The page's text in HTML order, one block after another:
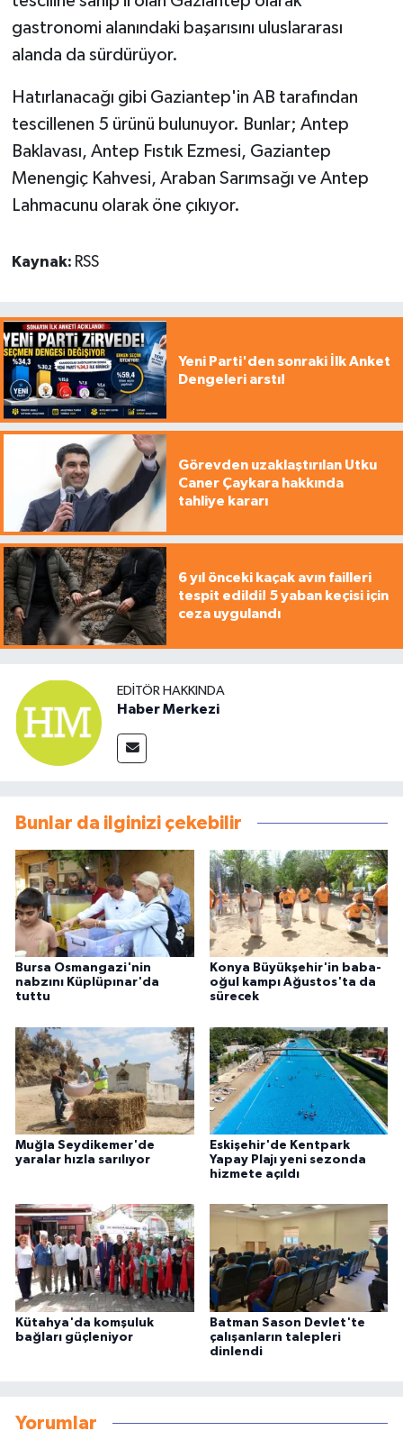
gastronomi alanındaki başarısını uluslararası
alanda da sürdürüyor.
Hatırlanacağı gibi Gaziantep'in AB tarafından
tescillenen 5 ürünü bulunuyor. Bunlar; Antep
Baklavası, Antep Fıstık Ezmesi, Gaziantep
Menengiç Kahvesi, Araban Sarımsağı ve Antep
Lahmacunu olarak öne çıkıyor.
Kaynak: RSS
Yeni Parti'den sonraki İlk Anket
Dengeleri arstı!
Görevden uzaklaştırılan Utku
Caner Çaykara hakkında
tahliye kararı
6 yıl önceki kaçak avın failleri
tespit edildi! 5 yaban keçisi için
ceza uygulandı
EDITÖR HAKKINDA
Haber Merkezi
Bunlar da ilginizi çekebilir
Bursa Osmangazi'nin
nabzını Küplüpınar'da
tuttu
Konya Büyükşehir'in baba-
oğul kampı Ağustos'ta da
sürecek
Muğla Seydikemer'de
yaralar hızla sarılıyor
Eskişehir'de Kentpark
Yapay Plajı yeni sezonda
hizmete açıldı
Kütahya'da komşuluk
bağları güçleniyor
Batman Sason Devlet'te
çalışanların talepleri
dinlendi
Yorumlar